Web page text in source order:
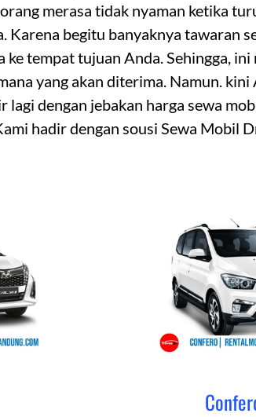
merasa tidak nyaman ketika
Karena begitu banyaknya tawaran
ke tempat tujuan Anda. Sehingga,
yang akan diterima. Namun.
lagi dengan jebakan harga sewa
hadir dengan sousi Sewa Mobil